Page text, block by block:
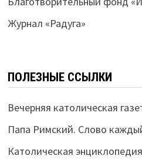
Журнал «Радуга»
ПОЛЕЗНЫЕ ССЫЛКИ
Вечерняя католическая
Папа Римский. Слово
Католическая энциклопедия